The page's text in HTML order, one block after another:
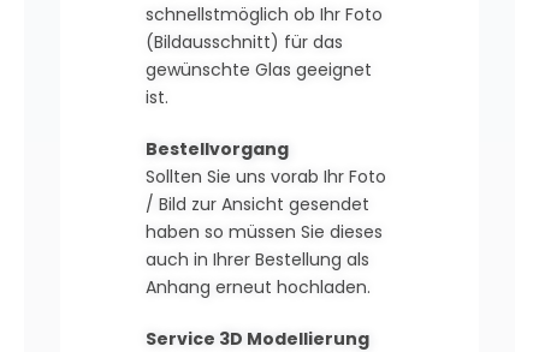
schnellstmöglich ob Ihr Foto
(Bildausschnitt) für das
gewünschte Glas geeignet
ist.
Bestellvorgang
Sollten Sie uns vorab Ihr Foto
/ Bild zur Ansicht gesendet
haben so müssen Sie dieses
auch in Ihrer Bestellung als
Anhang erneut hochladen.
Service 3D Modellierung